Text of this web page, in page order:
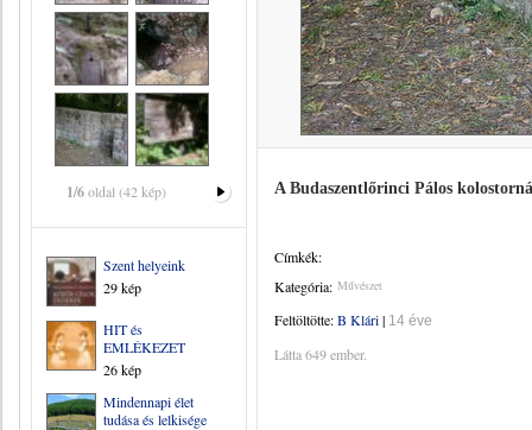
1/6oldal (42 kép)
Szent helyeink
29 kép
HIT és
EMLÉKEZET
26 kép
Mindennapi élet
tudása és lelkisége
A Budaszentlőrinci Pálos
Címkék:
Kategória: Művészet
Feltöltötte:B Klári| 14 éve
Látta 649 ember.